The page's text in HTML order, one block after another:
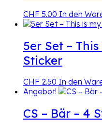
CHF 5.00 In den
5er Set –
Sticker
CHF 2.50 In den
Angebot!
CS – Bär – 4